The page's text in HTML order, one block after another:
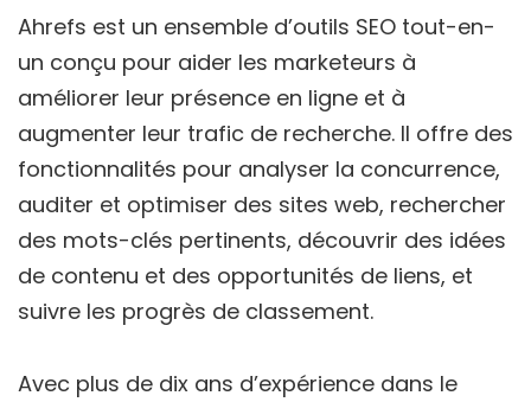
Ahrefs est un ensemble d’outils SEO tout-en-
un conçu pour aider les marketeurs à
améliorer leur présence en ligne et à
augmenter leur trafic de recherche. Il offre des
fonctionnalités pour analyser la concurrence,
auditer et optimiser des sites web, rechercher
des mots-clés pertinents, découvrir des idées
de contenu et des opportunités de liens, et
suivre les progrès de classement.
Avec plus de dix ans d’expérience dans le